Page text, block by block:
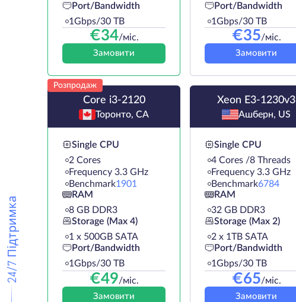
24/7 Підтримка
Port/Bandwidth
1Gbps/30 TB
€34/міс.
Замовити
Port/Bandwidth
1Gbps/30 TB
€35/міс.
Замовити
Розпродаж
Core i3-2120
Торонто, CA
Single CPU
2 Cores
Frequency 3.3 GHz
Benchmark1901
RAM
8 GB DDR3
Storage (Max 4)
1 х 500GB SATA
Port/Bandwidth
1Gbps/30 TB
€49/міс.
Замовити
Xeon E3-1230v3
Ашберн, US
Single CPU
4 Cores /8 Threads
Frequency 3.3 GHz
Benchmark6784
RAM
32 GB DDR3
Storage (Max 2)
2 х 1TB SATA
Port/Bandwidth
1Gbps/30 TB
€65/міс.
Замовити